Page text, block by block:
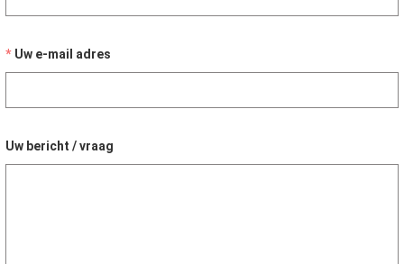
Uw e-mail adres
Uw bericht / vraag